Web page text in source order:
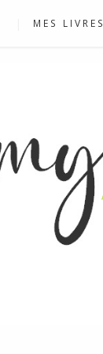
MES LIVRES